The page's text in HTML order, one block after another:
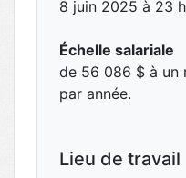
8 juin 2025 à 23
Échelle salariale
de 56 086 $ à un
par année.
Lieu de travail